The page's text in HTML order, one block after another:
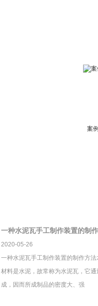
案
一种水泥瓦手工制作装置的制
2020-05-26
一种水泥瓦手工制作装置的制作方
材料是水泥，故常称为水泥瓦，它
成，因而所成制品的密度大、强